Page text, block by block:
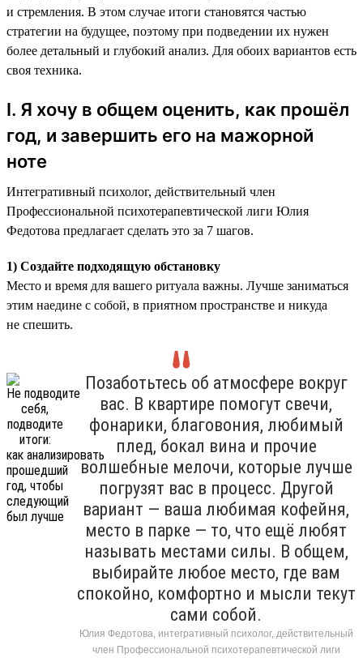
и стремления. В этом случае итоги становятся частью
стратегии на будущее, поэтому при подведении их нужен
более детальный и глубокий анализ. Для обоих вариантов есть
своя техника.
I. Я хочу в общем оценить, как прошёл
год, и завершить его на мажорной
ноте
Интегративный психолог, действительный член
Профессиональной психотерапевтической лиги Юлия
Федотова предлагает сделать это за 7 шагов.
1) Создайте подходящую обстановку
Место и время для вашего ритуала важны. Лучше заниматься
этим наедине с собой, в приятном пространстве и никуда
не спешить.
Позаботьтесь об атмосфере вокруг
вас. В квартире помогут свечи,
фонарики, благовония, любимый
плед, бокал вина и прочие
волшебные мелочи, которые лучше
погрузят вас в процесс. Другой
вариант — ваша любимая кофейня,
место в парке — то, что ещё любят
называть местами силы. В общем,
выбирайте любое место, где вам
спокойно, комфортно и мысли текут
сами собой.
Юлия Федотова, интегративный психолог, действительный
член Профессиональной психотерапевтической лиги